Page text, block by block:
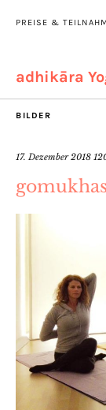
PREISE &
adhikāra
BILDER
17. Dezember 2018